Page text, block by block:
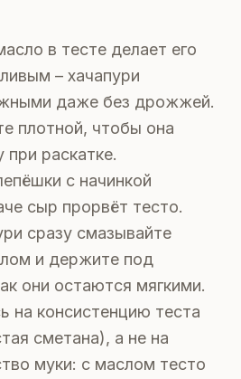
в тесте делает его
– хачапури
даже без дрожжей.
плотной, чтобы она
раскатке.
с начинкой
сыр прорвёт тесто.
сразу смазывайте
и держите под
они остаются мягкими.
на консистенцию теста
сметана), а не на
муки: с маслом тесто